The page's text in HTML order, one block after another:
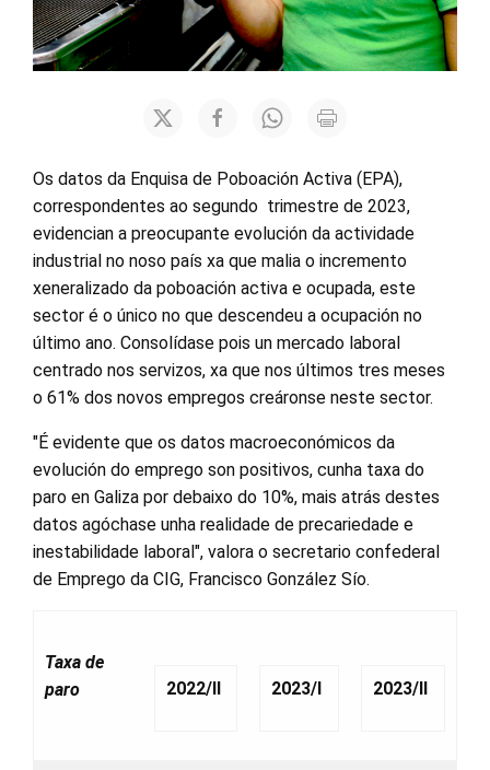
Os datos da Enquisa de Poboación Activa (EPA),
correspondentes ao segundo trimestre de 2023,
evidencian a preocupante evolución da actividade
industrial no noso país xa que malia o incremento
xeneralizado da poboación activa e ocupada, este
sector é o único no que descendeu a ocupación no
último ano. Consolídase pois un mercado laboral
centrado nos servizos, xa que nos últimos tres meses
o 61% dos novos empregos creáronse neste sector.
"É evidente que os datos macroeconómicos da
evolución do emprego son positivos, cunha taxa do
paro en Galiza por debaixo do 10%, mais atrás destes
datos agóchase unha realidade de precariedade e
inestabilidade laboral", valora o secretario confederal
de Emprego da CIG, Francisco González Sío.
Taxa de
paro
2022/II 2023/I 2023/II